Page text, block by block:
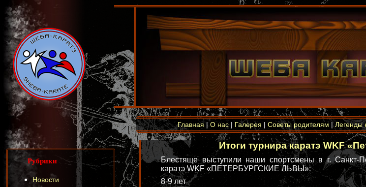
Главная|О нас | Галерея | Советы родителям |Легенды
Итоги турнира каратэ WKF
Блестяще выступили наши спортсмены в г. Санкт-
каратэ WKF «ПЕТЕРБУРГСКИЕ ЛЬВЫ»:
8-9 лет
Рубрики
Новости